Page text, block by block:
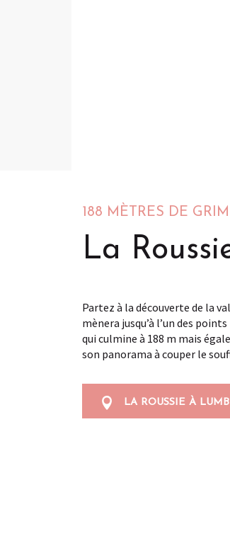
188 MÈTRES DE
La
Partez à la découverte de la
mènera jusqu’à l’un des
qui culmine à 188 m mais
son panorama à couper le
LA ROUSSIE À